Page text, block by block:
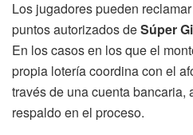
Los jugadores pueden
puntos autorizados deSúper
En los casos en los que el
propia lotería coordina con el
través de una cuenta bancaria,
respaldo en el proceso.